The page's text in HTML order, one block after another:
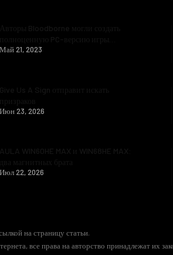
Май 21, 2023
Июн 23, 2026
Июл 22, 2026
на страницу статьи.
все права на авторство принадлежат их